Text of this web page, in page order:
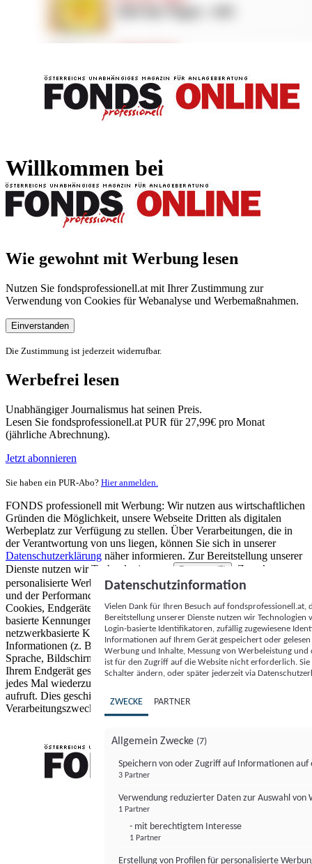
Willkommen bei
Wie gewohnt mit Werbung lesen
Nutzen Sie fondsprofessionell.at mit Ihrer Zustimmung zur
Verwendung von Cookies für Webanalyse und Werbemaßnahmen.
Einverstanden
Die Zustimmung ist jederzeit widerrufbar.
Werbefrei lesen
Unabhängiger Journalismus hat seinen Preis.
Lesen Sie fondsprofessionell.at PUR für 27,99€ pro Monat
(jährliche Abrechnung).
Jetzt abonnieren
Sie haben ein PUR-Abo? Hier anmelden.
FONDS professionell mit Werbung: Wir nutzen aus wirtschaftlichen
Gründen die Möglichkeit, unsere Webseite Dritten als digitalen
Werbeplatz zur Verfügung zu stellen. Über Verarbeitungen, die in
der Verantwortung von uns liegen, können Sie sich in unserer
Datenschutzerklärung näher informieren. Zur Bereitstellung unserer
Dienste nutzen wir Technologien von
Partnern (5)
. Zwecke:
personalisierte Werbung und Inhalte, Messung von Werbeleistung
und der Performance von Inhalten sowie Zielgruppenforschung.
Cookies, Endgeräte- oder ähnliche Online-Kennungen (z. B. login-
basierte Kennungen, zufällig generierte Kennungen,
netzwerkbasierte Kennungen) können zusammen mit anderen
Informationen (z. B. Browsertyp und Browserinformationen,
Sprache, Bildschirmgröße, unterstützte Technologien usw.) auf
Ihrem Endgerät gespeichert oder von dort ausgelesen werden, um es
jedes Mal wiederzuerkennen, wenn es eine App oder einer Webseite
aufruft. Dies geschieht für einen oder mehrere der hier aufgeführten
Verarbeitungszwecke.
Datenschutzinformation
Vielen Dank für Ihren Besuch auf
Bereitstellung unserer Dienste nutzen wir Technologien
Login-basierte Identifikatoren, zufällig zugewiesene
Informationen auf Ihrem Gerät gespeichert oder
Werbung und Inhalte, Messung von Werbeleistung
ist für den Zugriff auf die Website nicht erforderlich.
Schalter ändern, oder später jederzeit via
ZWECKE PARTNER
Allgemein Zwecke (7)
Speichern von oder Zugriff auf Informationen auf
3 Partner
Verwendung reduzierter Daten zur Auswahl von
1 Partner
- mit berechtigtem Interesse
1 Partner
Erstellung von Profilen für personalisierte
FONDS professionell